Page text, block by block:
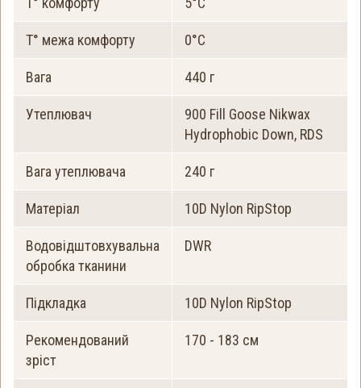
Т° межа комфорту 0°C
Вага 440 г
Утеплювач
900 Fill Goose Nikwax
Hydrophobic Down, RDS
Вага утеплювача 240 г
Матеріал 10D Nylon RipStop
Водовідштовхувальна
обробка тканини
DWR
Підкладка 10D Nylon RipStop
Рекомендований
зріст
170 - 183 см